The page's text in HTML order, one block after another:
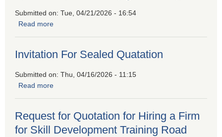
Submitted on: Tue, 04/21/2026 - 16:54
Read more
Invitation For Sealed Quatation
Submitted on: Thu, 04/16/2026 - 11:15
Read more
Request for Quotation for Hiring a Firm
for Skill Development Training Road